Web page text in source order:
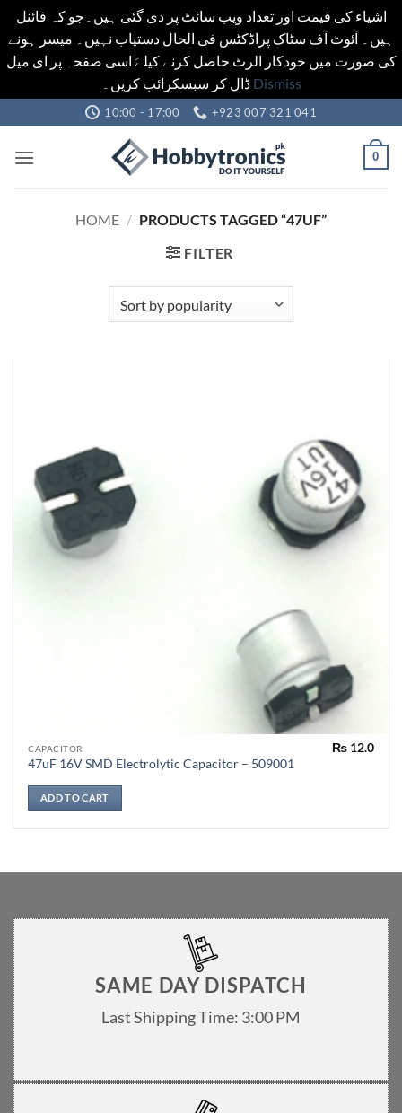
اشیاء کی قیمت اور تعداد ویب سائٹ پر دی گئی ہیں۔جو کہ فائنل
ہیں۔ آئوٹ آف سٹاک پراڈکٹس فی الحال دستیاب نہیں۔ میسر ہونے
کی صورت میں خودکار الرٹ حاصل کرنے کیلےَ اسی صفحہ پر ای میل
ڈال کر سبسکرائب کریں۔ Dismiss
to
content
10:00 - 17:00 +923 007 321 041
0
HOME / PRODUCTS TAGGED “47UF”
FILTER
CAPACITOR
47uF 16V SMD Electrolytic Capacitor – 509001
₨12.0
ADD TO CART
SAME DAY DISPATCH
Last Shipping Time: 3:00 PM